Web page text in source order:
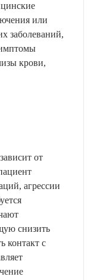
или
заболеваний,
крови,
от
агрессии
снизить
контакт с